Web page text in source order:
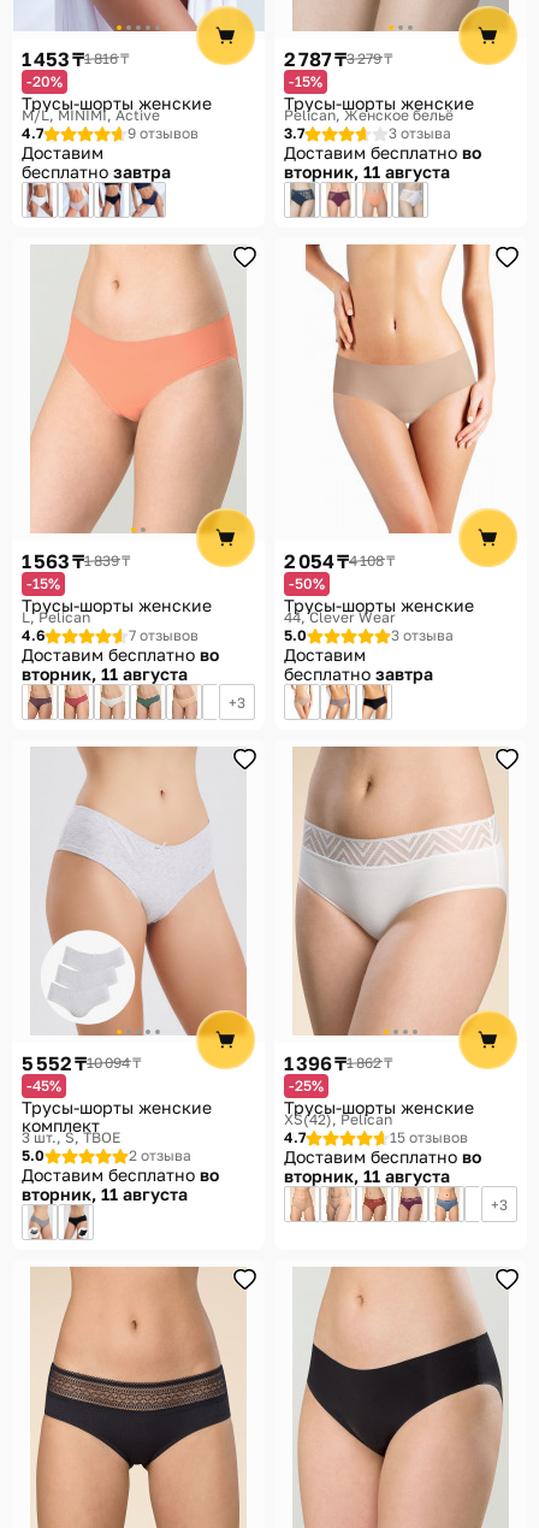
1 453 ₸1 816 ₸
-20%
Трусы-шорты женские
M/L MINIMI, Active
4.7
9 отзывов
Доставим
бесплатно завтра
2 787 ₸3 279 ₸
-15%
Трусы-шорты женские
Pelican, Женское бельё
3.7
3 отзыва
Доставим бесплатно во
вторник, 11 августа
1 563 ₸1 839 ₸
-15%
Трусы-шорты женские
L Pelican
4.6
7 отзывов
Доставим бесплатно во
вторник, 11 августа
3
2 054 ₸4 108 ₸
-50%
Трусы-шорты женские
44 Clever Wear
5.0
3 отзыва
Доставим
бесплатно завтра
5 552 ₸10 094 ₸
-45%
Трусы-шорты женские
комплект
3 шт., S ТВОЕ
5.0
2 отзыва
Доставим бесплатно во
вторник, 11 августа
1 396 ₸1 862 ₸
-25%
Трусы-шорты женские
XS(42) Pelican
4.7
15 отзывов
Доставим бесплатно во
вторник, 11 августа
3